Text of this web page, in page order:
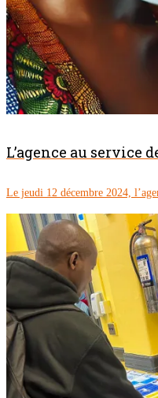
L’agence au service
Le jeudi 12 décembre 2024,